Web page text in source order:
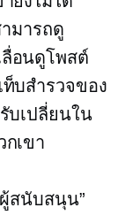
มารถดู
อนดูโพสต์
บสำรวจของ
บเปลี่ยนใน
เขา
สนับสนุน”